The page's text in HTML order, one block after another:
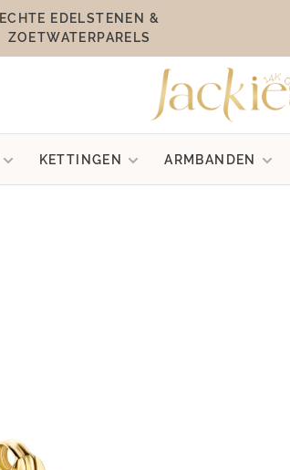
ECHTE EDELSTENEN &
ZOETWATERPARELS
KETTINGEN ARMBANDEN